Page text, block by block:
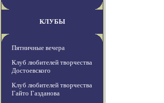
КЛУБЫ
Пятничные вечера
Клуб любителей творчества
Достоевского
Клуб любителей творчества
Гайто Газданова